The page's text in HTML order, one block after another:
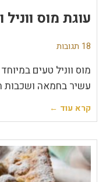
עוגת מוס ווניל
18 תגובות
מוס ווניל טעים
עשיר בחמאה ושכבות
קרא עוד ←